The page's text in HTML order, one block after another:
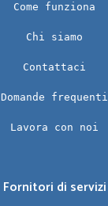
Come funziona
Chi siamo
Contattaci
Domande frequenti
Lavora con noi
Fornitori di servizi